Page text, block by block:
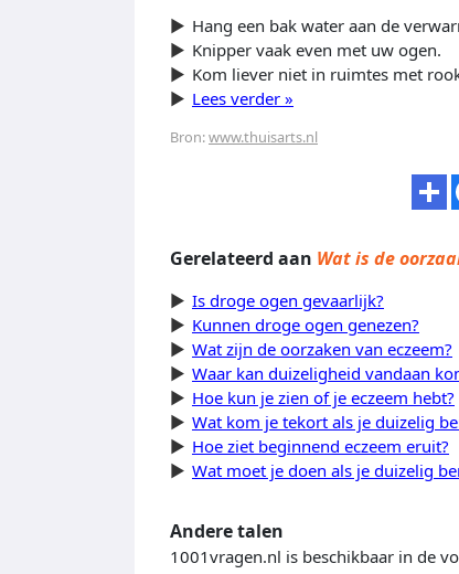
Hang een bak water aan de
Knipper vaak even met uw ogen.
Kom liever niet in ruimtes met
Lees verder »
Bron:www.thuisarts.nl
Gerelateerd aan Wat is de
Is droge ogen gevaarlijk?
Kunnen droge ogen genezen?
Wat zijn de oorzaken van eczeem?
Waar kan duizeligheid vandaan
Hoe kun je zien of je eczeem hebt?
Wat kom je tekort als je duizelig
Hoe ziet beginnend eczeem eruit?
Wat moet je doen als je duizelig
Andere talen
1001vragen.nl is beschikbaar in de